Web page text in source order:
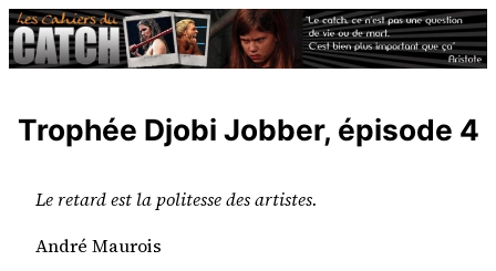
Aller
au
Trophée Djobi Jobber, épisode 4
Le retard est la politesse des artistes.
André Maurois